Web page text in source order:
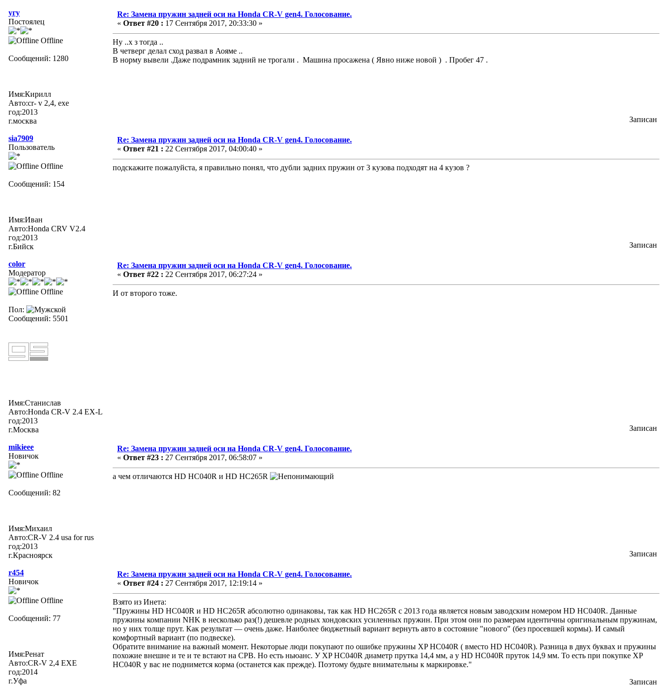
угу
Постоялец
Offline
Сообщений: 1280
Имя:Кирилл
Авто:cr- v 2,4, exe
год:2013
г.москва
Re: Замена пружин задней оси на Honda CR-V gen4. Голосование.
« Ответ #20 : 17 Сентября 2017, 20:33:30 »
Ну ..х з тогда ..
В четверг делал сход развал в Аояме ..
В норму вывели .Даже подрамник задний не трогали . Машина просажена ( Явно ниже новой ) . Пробег 47 .
Записан
sia7909
Пользователь
Offline
Сообщений: 154
Имя:Иван
Авто:Honda CRV V2.4
год:2013
г.Бийск
Re: Замена пружин задней оси на Honda CR-V gen4. Голосование.
« Ответ #21 : 22 Сентября 2017, 04:00:40 »
подскажите пожалуйста, я правильно понял, что дубли задних пружин от 3 кузова подходят на 4 кузов ?
Записан
color
Модератор
Offline
Пол:
Сообщений: 5501
Имя:Станислав
Авто:Honda CR-V 2.4 EX-L
год:2013
г.Москва
Re: Замена пружин задней оси на Honda CR-V gen4. Голосование.
« Ответ #22 : 22 Сентября 2017, 06:27:24 »
И от второго тоже.
Записан
mikieee
Новичок
Offline
Сообщений: 82
Имя:Михаил
Авто:CR-V 2.4 usa for rus
год:2013
г.Красноярск
Re: Замена пружин задней оси на Honda CR-V gen4. Голосование.
« Ответ #23 : 27 Сентября 2017, 06:58:07 »
а чем отличаются HD HC040R и HD HC265R
Записан
r454
Новичок
Offline
Сообщений: 77
Имя:Ренат
Авто:CR-V 2,4 EXE
год:2014
г.Уфа
Re: Замена пружин задней оси на Honda CR-V gen4. Голосование.
« Ответ #24 : 27 Сентября 2017, 12:19:14 »
Взято из Инета:
"Пружины HD HC040R и HD HC265R абсолютно одинаковы, так как HD HC265R с 2013 года является новым заводским номером HD HC040R. Данные
пружины компании NHK в несколько раз(!) дешевле родных хондовских усиленных пружин. При этом они по размерам идентичны оригинальным пружинам,
но у них толще прут. Как результат — очень даже. Наиболее бюджетный вариант вернуть авто в состояние "нового" (без просевшей кормы). И самый
комфортный вариант (по подвеске).
Обратите внимание на важный момент. Некоторые люди покупают по ошибке пружины XP HC040R ( вместо HD HC040R). Разница в двух буквах и пружины
похожие внешне и те и те встают на СРВ. Но есть ньюанс. У XP HC040R диаметр прутка 14,4 мм, а у HD HC040R пруток 14,9 мм. То есть при покупке XP
HC040R у вас не поднимется корма (останется как прежде). Поэтому будьте внимательны к маркировке."
Записан